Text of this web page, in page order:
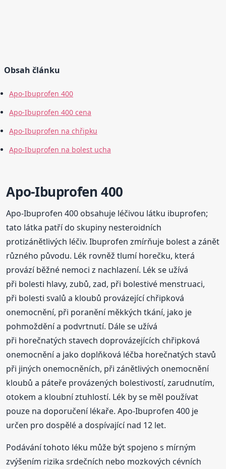
Obsah článku
Apo-Ibuprofen 400
Apo-Ibuprofen 400 cena
Apo-Ibuprofen na chřipku
Apo-Ibuprofen na bolest ucha
Apo-Ibuprofen 400
Apo-Ibuprofen 400 obsahuje léčivou látku ibuprofen;
tato látka patří do skupiny nesteroidních
protizánětlivých léčiv. Ibuprofen zmírňuje bolest a zánět
různého původu. Lék rovněž tlumí horečku, která
provází běžné nemoci z nachlazení. Lék se užívá
při bolesti hlavy, zubů, zad, při bolestivé menstruaci,
při bolesti svalů a kloubů provázející chřipková
onemocnění, při poranění měkkých tkání, jako je
pohmoždění a podvrtnutí. Dále se užívá
při horečnatých stavech doprovázejících chřipková
onemocnění a jako doplňková léčba horečnatých stavů
při jiných onemocněních, při zánětlivých onemocnění
kloubů a páteře provázených bolestivostí, zarudnutím,
otokem a kloubní ztuhlostí. Lék by se měl používat
pouze na doporučení lékaře. Apo-Ibuprofen 400 je
určen pro dospělé a dospívající nad 12 let.
Podávání tohoto léku může být spojeno s mírným
zvýšením rizika srdečních nebo mozkových cévních